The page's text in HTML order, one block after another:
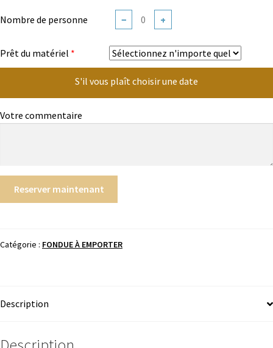
Nombre de personne − +
Prêt du matériel *
S'il vous plaît choisir une date
Votre commentaire
Reserver maintenant
Catégorie : FONDUE À EMPORTER
Description